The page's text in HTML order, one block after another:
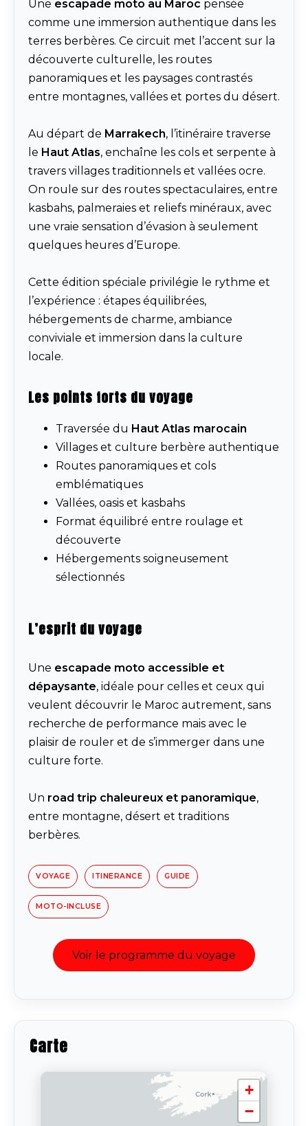
Une escapade moto au Maroc pensée
comme une immersion authentique dans les
terres berbères. Ce circuit met l’accent sur la
découverte culturelle, les routes
panoramiques et les paysages contrastés
entre montagnes, vallées et portes du désert.
Au départ de Marrakech, l’itinéraire traverse
le Haut Atlas, enchaîne les cols et serpente à
travers villages traditionnels et vallées ocre.
On roule sur des routes spectaculaires, entre
kasbahs, palmeraies et reliefs minéraux, avec
une vraie sensation d’évasion à seulement
quelques heures d’Europe.
Cette édition spéciale privilégie le rythme et
l’expérience : étapes équilibrées,
hébergements de charme, ambiance
conviviale et immersion dans la culture
locale.
Les points forts du voyage
Traversée du Haut Atlas marocain
Villages et culture berbère authentique
Routes panoramiques et cols
emblématiques
Vallées, oasis et kasbahs
Format équilibré entre roulage et
découverte
Hébergements soigneusement
sélectionnés
L’esprit du voyage
Une escapade moto accessible et
dépaysante, idéale pour celles et ceux qui
veulent découvrir le Maroc autrement, sans
recherche de performance mais avec le
plaisir de rouler et de s’immerger dans une
culture forte.
Un road trip chaleureux et panoramique,
entre montagne, désert et traditions
berbères.
VOYAGE ITINERANCE GUIDE
MOTO-INCLUSE
Voir le programme du voyage
Carte
+
−